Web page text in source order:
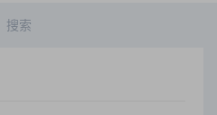
搜索